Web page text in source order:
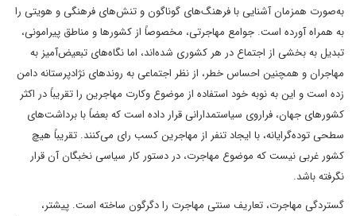
به‌صورت همزمان آشنایی با فرهنگ‌های گوناگون و تنش‌های فرهنگی و هویتی را
به همراه آورده است. جوامع مهاجرتی، مخصوصاً از کشورها و مناطق پیرامونی،
تبدیل به بخشی از اجتماع در هر کشوری شده‌اند، اما نگاه‌های تبعیض‌آمیز به
مهاجران و همچنین احساس خطر، از نظر اجتماعی به روندهای نژادپرستانه دامن
زده است و این به نوبه خود استفاده از موضوع وکارت مهاجرین را تقریباً در اکثر
کشورهای جهان، فراروی سیاستمدارانی قرار داده است که بعضاً با برداشت‌های
سطحی توده‌گرایانه، با ایجاد تنفر از مهاجرین کسب رای می‌کنند. تقریباً هیچ
کشور غربی نیست که موضوع مهاجرت، در دستور کار سیاسی نخبگان آن قرار
نگرفته باشد.
گستردگی مهاجرت، تعاریف سنتی مهاجرت را دگرگون ساخته است. پیشتر،